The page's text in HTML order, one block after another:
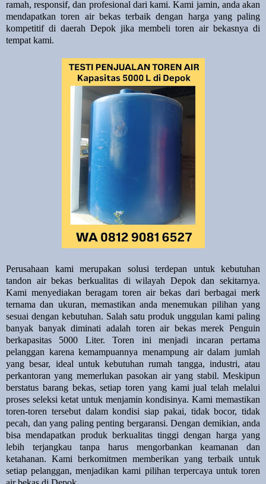
ramah, responsif, dan profesional dari kami. Kami jamin, anda akan
mendapatkan toren air bekas terbaik dengan harga yang paling
kompetitif di daerah Depok jika membeli toren air bekasnya di
tempat kami.
Perusahaan kami merupakan solusi terdepan untuk kebutuhan
tandon air bekas berkualitas di wilayah Depok dan sekitarnya.
Kami menyediakan beragam toren air bekas dari berbagai merk
ternama dan ukuran, memastikan anda menemukan pilihan yang
sesuai dengan kebutuhan. Salah satu produk unggulan kami paling
banyak banyak diminati adalah toren air bekas merek Penguin
berkapasitas 5000 Liter. Toren ini menjadi incaran pertama
pelanggan karena kemampuannya menampung air dalam jumlah
yang besar, ideal untuk kebutuhan rumah tangga, industri, atau
perkantoran yang memerlukan pasokan air yang stabil. Meskipun
berstatus barang bekas, setiap toren yang kami jual telah melalui
proses seleksi ketat untuk menjamin kondisinya. Kami memastikan
toren-toren tersebut dalam kondisi siap pakai, tidak bocor, tidak
pecah, dan yang paling penting bergaransi. Dengan demikian, anda
bisa mendapatkan produk berkualitas tinggi dengan harga yang
lebih terjangkau tanpa harus mengorbankan keamanan dan
ketahanan. Kami berkomitmen memberikan yang terbaik untuk
setiap pelanggan, menjadikan kami pilihan terpercaya untuk toren